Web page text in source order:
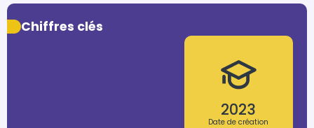
Chiffres clés
2023
Date de création